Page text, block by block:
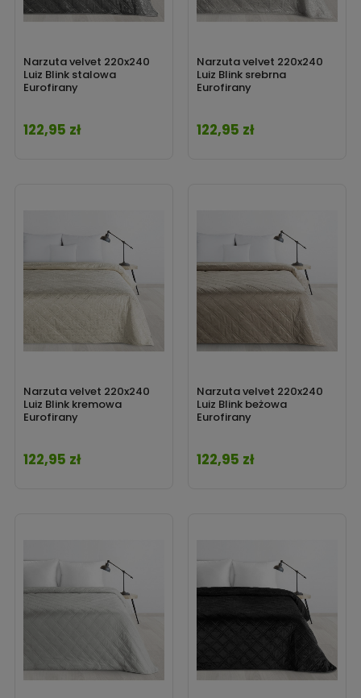
Narzuta velvet 220x240
Luiz Blink stalowa
Eurofirany
Cena
122,95 zł
Narzuta velvet 220x240
Luiz Blink srebrna
Eurofirany
Cena
122,95 zł
Narzuta velvet 220x240
Luiz Blink kremowa
Eurofirany
Cena
122,95 zł
Narzuta velvet 220x240
Luiz Blink beżowa
Eurofirany
Cena
122,95 zł